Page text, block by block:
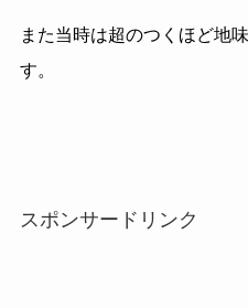
また当時は超のつくほど地
す。
スポンサードリンク